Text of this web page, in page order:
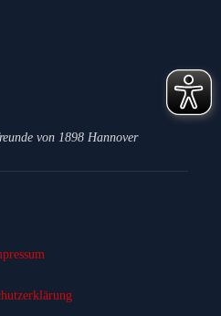
von 1898 Hannover